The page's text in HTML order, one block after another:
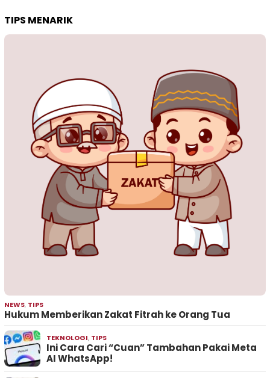
TIPS MENARIK
NEWS, TIPS
Hukum Memberikan Zakat Fitrah ke Orang Tua
TEKNOLOGI, TIPS
Ini Cara Cari “Cuan” Tambahan Pakai Meta
AI WhatsApp!